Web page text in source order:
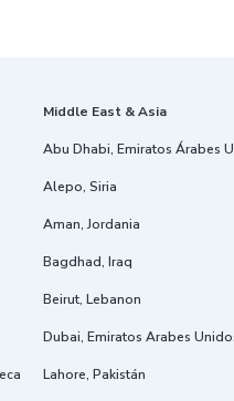
Middle East & Asia
Abu Dhabi, Emiratos Árabes
Alepo, Siria
Aman, Jordania
Bagdhad, Iraq
Beirut, Lebanon
Dubai, Emiratos Arabes
Lahore, Pakistán